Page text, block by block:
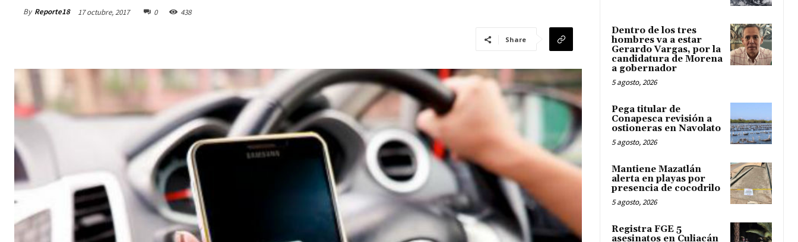
By Reporte18 17 octubre, 2017 0 438
Share
Dentro de los tres
hombres va a estar
Gerardo Vargas, por la
candidatura de Morena
a gobernador
5 agosto, 2026
Pega titular de
Conapesca revisión a
ostioneras en Navolato
5 agosto, 2026
Mantiene Mazatlán
alerta en playas por
presencia de cocodrilo
5 agosto, 2026
Registra FGE 5
asesinatos en Culiacán